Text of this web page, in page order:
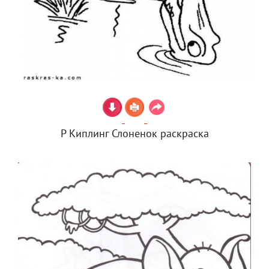
Р Киплинг Слоненок раскраска